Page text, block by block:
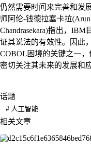
仍然需要时间来完善和发
师阿伦-钱德拉塞卡拉(Arun
Chandrasekara)指出，
证其说法的有效性。因此
COBOL困境的关键之一
密切关注其未来的发展和
话题
#人工智能
相关文章